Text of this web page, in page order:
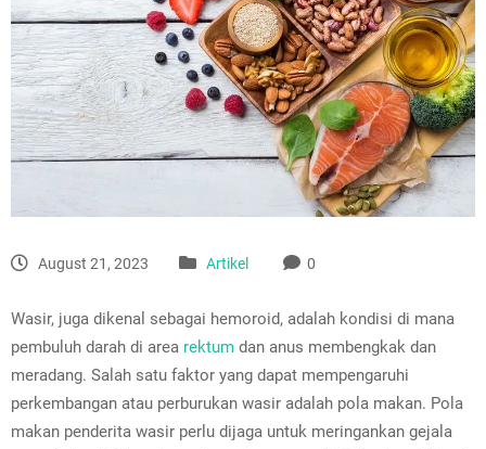
August 21, 2023 Artikel 0
Wasir, juga dikenal sebagai hemoroid, adalah kondisi di mana
pembuluh darah di area rektum dan anus membengkak dan
meradang. Salah satu faktor yang dapat mempengaruhi
perkembangan atau perburukan wasir adalah pola makan. Pola
makan penderita wasir perlu dijaga untuk meringankan gejala